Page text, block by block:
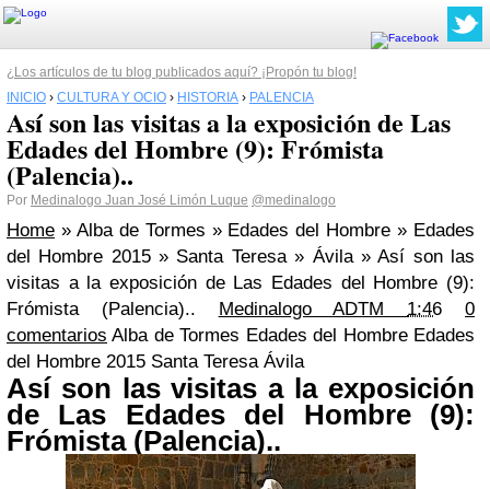
¿Los artículos de tu blog publicados aquí? ¡Propón tu blog!
INICIO › CULTURA Y OCIO › HISTORIA › PALENCIA
Así son las visitas a la exposición de Las
Edades del Hombre (9): Frómista
(Palencia)..
Por Medinalogo Juan José Limón Luque @medinalogo
Home » Alba de Tormes » Edades del Hombre » Edades
del Hombre 2015» Santa Teresa» Ávila»Así son las
visitas a la exposición de Las Edades del Hombre (9):
Frómista (Palencia)..
Medinalogo ADTM 1:46
0
comentarios Alba de Tormes Edades del Hombre Edades
del Hombre 2015 Santa Teresa Ávila
Así son las visitas a la exposición
de Las Edades del Hombre (9):
Frómista (Palencia)..